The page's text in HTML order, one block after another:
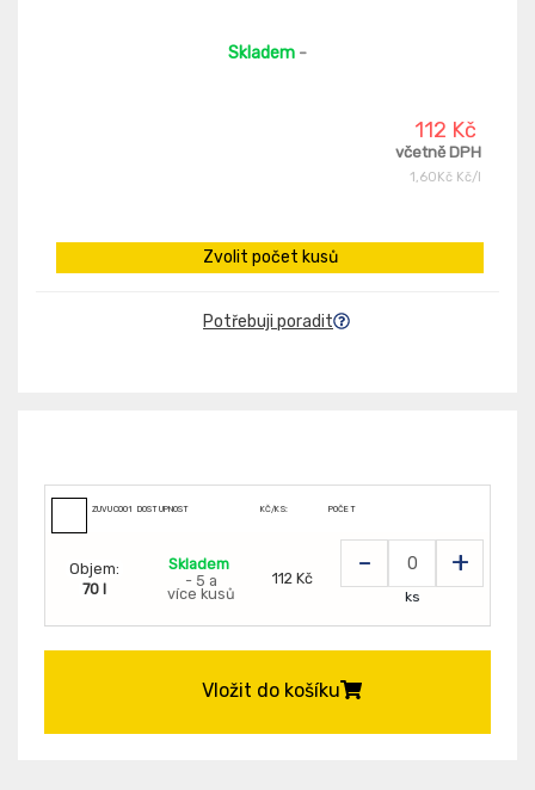
Skladem -
112 Kč
včetně DPH
1,60Kč Kč/l
Zvolit počet kusů
Potřebuji poradit
ZUVUC001167DOSTUPNOST KČ/KS: POČET
Objem:
70 l
Skladem
- 5 a
více kusů
112 Kč - +
ks
Vložit do košíku